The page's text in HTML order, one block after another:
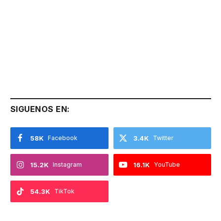
SIGUENOS EN:
Facebook
58K Twitter
3.4K
Instagram
15.2K YouTube
16.1K
TikTok
54.3K